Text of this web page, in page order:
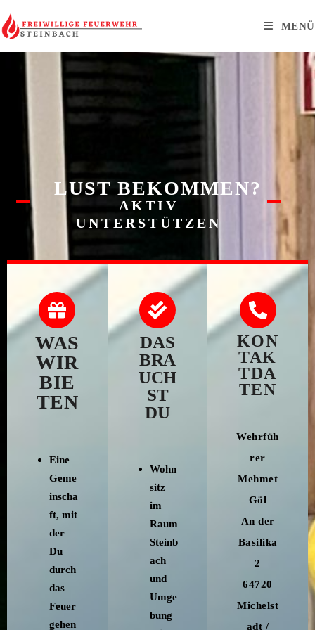
MENÜ
LUST BEKOMMEN?
AKTIV
UNTERSTÜTZEN
WAS
WIR
BIE
TEN
Eine
Geme
inscha
ft, mit
der
Du
durch
das
Feuer
gehen
DAS
BRA
UCH
ST
DU
Wohn
sitz
im
Raum
Steinb
ach
und
Umge
bung
KON
TAK
TDA
TEN
Wehrfüh
rer
Mehmet
Göl
An der
Basilika
2
64720
Michelst
adt /